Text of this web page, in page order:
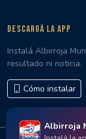
DESCARGÁ LA APP
Instalá Albirroja
resultado ni noticia.
Cómo instalar
Albirroja